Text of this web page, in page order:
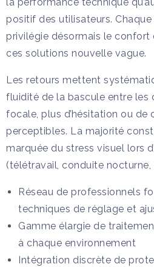
positif des utilisateurs.
privilégie désormais le
ces solutions nouvelle vague.
Les retours mettent
fluidité de la bascule entre les
focale, plus d’hésitation ou de
perceptibles. La majorité
marquée du stress visuel lors
(télétravail, conduite
Réseau de professionnels
techniques de réglage et
Gamme élargie de
à chaque environnement
Intégration discrète de